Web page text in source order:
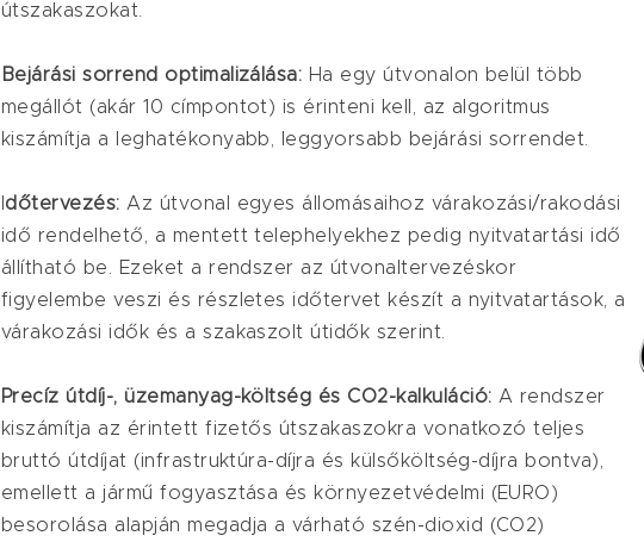
útszakaszokat.
Bejárási sorrend optimalizálása: Ha egy útvonalon belül több
megállót (akár 10 címpontot) is érinteni kell, az algoritmus
kiszámítja a leghatékonyabb, leggyorsabb bejárási sorrendet.
dőtervezés: Az útvonal egyes állomásaihoz várakozási/rakodási
idő rendelhető, a mentett telephelyekhez pedig nyitvatartási idő
állítható be. Ezeket a rendszer az útvonaltervezéskor
figyelembe veszi és részletes időtervet készít a nyitvatartások, a
várakozási idők és a szakaszolt útidők szerint.
Precíz útdíj-, üzemanyag-költség és CO2-kalkuláció: A rendszer
kiszámítja az érintett fizetős útszakaszokra vonatkozó teljes
bruttó útdíjat (infrastruktúra-díjra és külsőköltség-díjra bontva),
emellett a jármű fogyasztása és környezetvédelmi (EURO)
besorolása alapján megadja a várható szén-dioxid (CO2)